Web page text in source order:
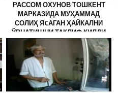
РАССОМ ОХУНОВ ТОШКЕНТ
МАРКАЗИДА МУҲАММАД
СОЛИҲ ЯCАГАН ҲАЙКАЛНИ
ЎРНАТИШНИ ТАКЛИФ ҚИЛДИ